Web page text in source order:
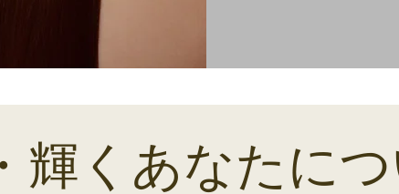
輝くあなたに